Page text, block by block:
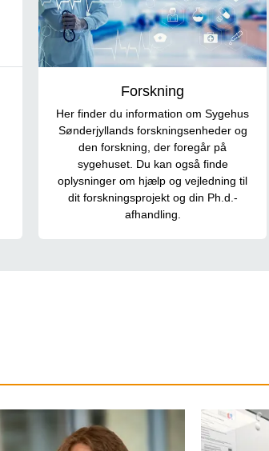
Forskning
Her finder du information om Sygehus
Sønderjyllands forskningsenheder og
den forskning, der foregår på
sygehuset. Du kan også finde
oplysninger om hjælp og vejledning til
dit forskningsprojekt og din Ph.d.-
afhandling.